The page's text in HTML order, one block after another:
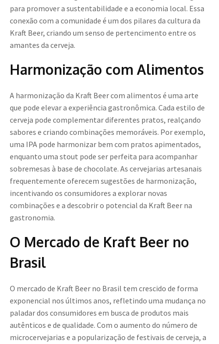
para promover a sustentabilidade e a economia local. Essa
conexão com a comunidade é um dos pilares da cultura da
Kraft Beer, criando um senso de pertencimento entre os
amantes da cerveja.
Harmonização com Alimentos
A harmonização da Kraft Beer com alimentos é uma arte
que pode elevar a experiência gastronômica. Cada estilo de
cerveja pode complementar diferentes pratos, realçando
sabores e criando combinações memoráveis. Por exemplo,
uma IPA pode harmonizar bem com pratos apimentados,
enquanto uma stout pode ser perfeita para acompanhar
sobremesas à base de chocolate. As cervejarias artesanais
frequentemente oferecem sugestões de harmonização,
incentivando os consumidores a explorar novas
combinações e a descobrir o potencial da Kraft Beer na
gastronomia.
O Mercado de Kraft Beer no
Brasil
O mercado de Kraft Beer no Brasil tem crescido de forma
exponencial nos últimos anos, refletindo uma mudança no
paladar dos consumidores em busca de produtos mais
autênticos e de qualidade. Com o aumento do número de
microcervejarias e a popularização de festivais de cerveja, a